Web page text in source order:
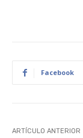
Facebook
ARTÍCULO ANTERIOR